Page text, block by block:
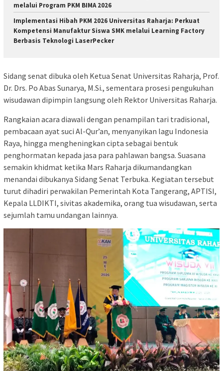
melalui Program PKM BIMA 2026
Implementasi Hibah PKM 2026 Universitas Raharja: Perkuat
Kompetensi Manufaktur Siswa SMK melalui Learning Factory
Berbasis Teknologi LaserPecker
Sidang senat dibuka oleh Ketua Senat Universitas Raharja, Prof.
Dr. Drs. Po Abas Sunarya, M.Si., sementara prosesi pengukuhan
wisudawan dipimpin langsung oleh Rektor Universitas Raharja.
Rangkaian acara diawali dengan penampilan tari tradisional,
pembacaan ayat suci Al-Qur’an, menyanyikan lagu Indonesia
Raya, hingga mengheningkan cipta sebagai bentuk
penghormatan kepada jasa para pahlawan bangsa. Suasana
semakin khidmat ketika Mars Raharja dikumandangkan
menandai dibukanya Sidang Senat Terbuka. Kegiatan tersebut
turut dihadiri perwakilan Pemerintah Kota Tangerang, APTISI,
Kepala LLDIKTI, sivitas akademika, orang tua wisudawan, serta
sejumlah tamu undangan lainnya.